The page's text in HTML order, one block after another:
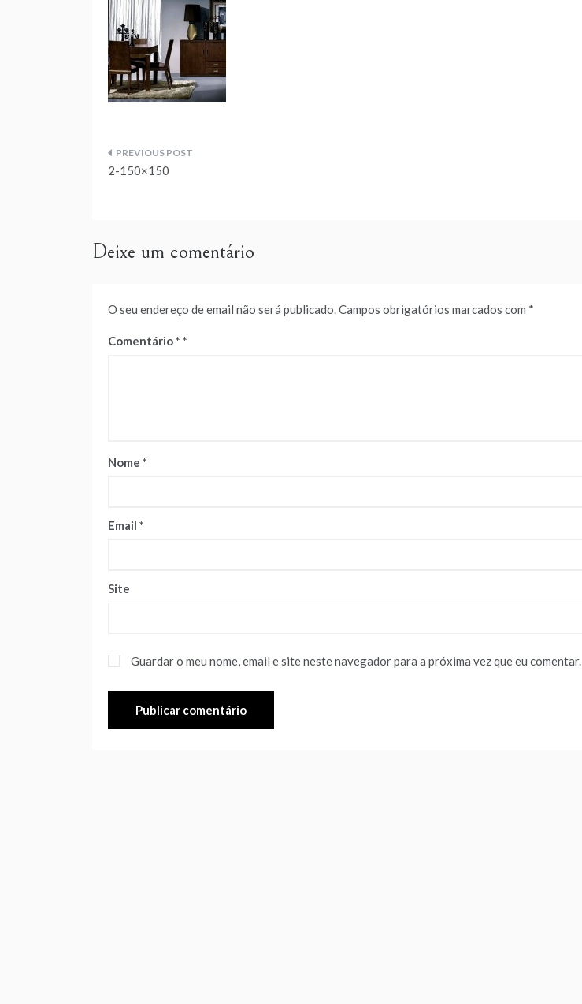
Navegação
2-150×150
Deixe um comentário
O seu endereço de email não será publicado.Campos obrigatórios marcados com *
Comentário*
Nome *
Email *
Site
Guardar o meu nome, email e site neste navegador para a próxima vez que eu comentar.